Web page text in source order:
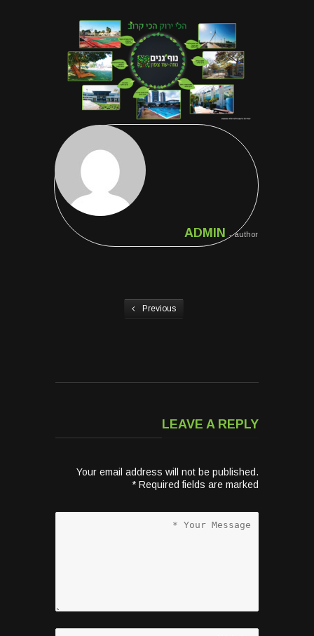
ADMIN - author
Previous
LEAVE A REPLY
Your email address will not be published.
Required fields are marked
*